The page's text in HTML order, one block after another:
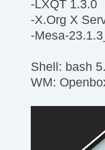
-LXQT 1.3.0
-X.Org X
-Mesa-
Shell: bash
WM: